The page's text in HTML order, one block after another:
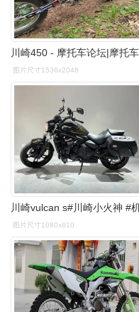
图片尺寸1536x2048
图片尺寸1080x810